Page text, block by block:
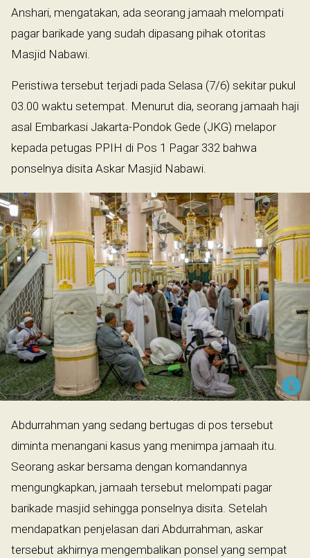
Anshari, mengatakan, ada seorang jamaah melompati
pagar barikade yang sudah dipasang pihak otoritas
Masjid Nabawi.
Peristiwa tersebut terjadi pada Selasa (7/6) sekitar pukul
03.00 waktu setempat. Menurut dia, seorang jamaah haji
asal Embarkasi Jakarta-Pondok Gede (JKG) melapor
kepada petugas PPIH di Pos 1 Pagar 332 bahwa
ponselnya disita Askar Masjid Nabawi.
Abdurrahman yang sedang bertugas di pos tersebut
diminta menangani kasus yang menimpa jamaah itu.
Seorang askar bersama dengan komandannya
mengungkapkan, jamaah tersebut melompati pagar
barikade masjid sehingga ponselnya disita. Setelah
mendapatkan penjelasan dari Abdurrahman, askar
tersebut akhirnya mengembalikan ponsel yang sempat